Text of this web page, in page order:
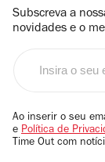
Subscreva a
novidades e o
email
Ao inserir o seu
e Política de
Time Out com